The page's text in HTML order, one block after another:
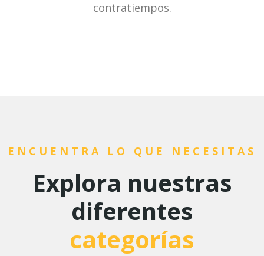
contratiempos.
ENCUENTRA LO QUE NECESITAS
Explora nuestras
diferentes
categorías